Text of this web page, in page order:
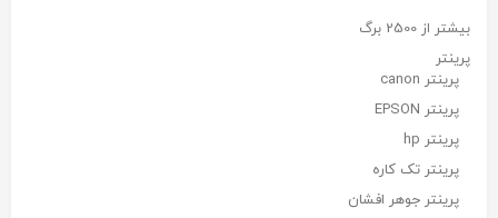
بیشتر از 2500 برگ
پرینتر
پرینتر canon
پرینتر EPSON
پرینتر hp
پرینتر تک کاره
پرینتر جوهر افشان